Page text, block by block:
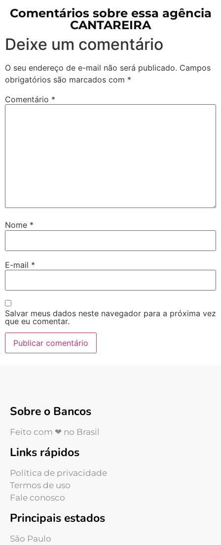
Comentários sobre essa agência
CANTAREIRA
Deixe um comentário
O seu endereço de e-mail não será publicado. Campos
obrigatórios são marcados com *
Comentário *
Nome *
E-mail *
Salvar meus dados neste navegador para a próxima vez
que eu comentar.
Sobre o Bancos
Feito com ❤ no Brasil
Links rápidos
Política de privacidade
Termos de uso
Fale conosco
Principais estados
São Paulo